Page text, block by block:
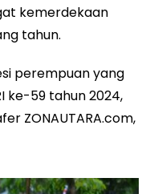
kemerdekaan
tahun.
perempuan yang
ke-59 tahun 2024,
ZONAUTARA.com,